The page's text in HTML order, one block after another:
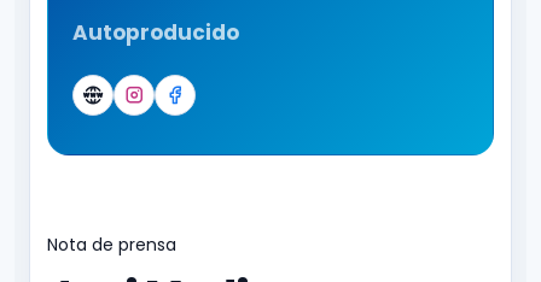
Autoproducido
SitioInstagram
Facebook
Nota de prensa